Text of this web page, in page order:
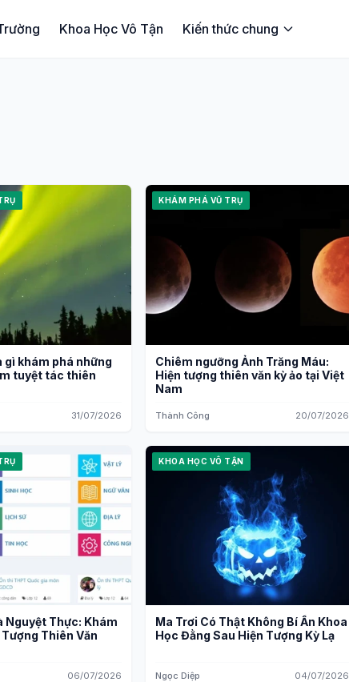
Khoa Học Vô Tận Kiến thức chung
gì khám phá những
tuyệt tác thiên
31/07/2026
KHÁM PHÁ VŨ TRỤ
Chiêm ngưỡng Ảnh Trăng Máu:
Hiện tượng thiên văn kỳ ảo tại Việt
Nam
Thành Công 20/07/2026
Nguyệt Thực: Khám
Thiên Văn
06/07/2026
KHOA HỌC VÔ TẬN
Ma Trơi Có Thật Không Bí Ẩn Khoa
Học Đằng Sau Hiện Tượng Kỳ Lạ
Ngọc Diệp 04/07/2026